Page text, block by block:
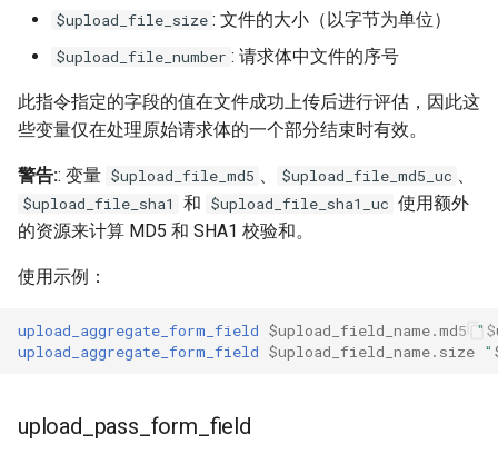
signal
snappy
stats
string
$upload_file_size : 文件的大小（以字节为单位）
$upload_file_number : 请求体中文件的序号
此指令指定的字段的值在文件成功上传后进行评估，因此这
些变量仅在处理原始请求体的一个部分结束时有效。
警告:: 变量 $upload_file_md5 、 $upload_file_md5_uc 、
$upload_file_sha1 和 $upload_file_sha1_uc 使用额外
的资源来计算 MD5 和 SHA1 校验和。
使用示例：
upload_aggregate_form_field $upload_field_name.md5 "
upload_aggregate_form_field $upload_field_name.size "
upload_pass_form_field